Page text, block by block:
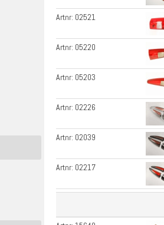
Artnr: 02521
Artnr: 05220
Artnr: 05203
Artnr: 02226
Artnr: 02039
Artnr: 02217